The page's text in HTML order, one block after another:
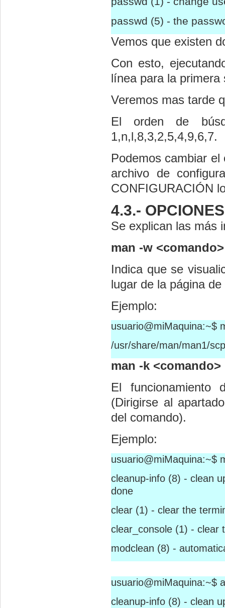
passwd (5) - the
Vemos que existen
Con esto,
línea para la primera
Veremos mas tarde
El orden de
1,n,l,8,3,2,5,4,9,6,7.
Podemos cambiar
archivo de
CONFIGURACIÓN
4.3.-
Se explican las más
man -w <comando>
Indica que se
lugar de la página
Ejemplo:
usuario@miMaquina:~$
/usr/share/man/man1/
man -k <comando>
El funcionamiento
(Dirigirse al
del comando).
Ejemplo:
usuario@miMaquina:~$
cleanup-info (8) - clean
done
clear (1) - clear the
clear_console (1) - clear
modclean (8) -
usuario@miMaquina:~$
cleanup-info (8) - clean